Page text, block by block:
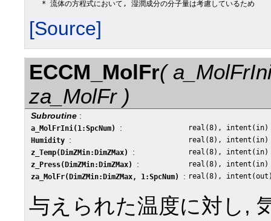
[Source]
ECCM_MolFr(
za_MolFr )
Subroutine :
a_MolFrIni(1:SpcNum) :
real(8), intent(in)
Humidity :
real(8), intent(in)
z_Temp(DimZMin:DimZMax) :
real(8), intent(in)
z_Press(DimZMin:DimZMax) :
real(8), intent(in)
za_MolFr(DimZMin:DimZMax, 1:SpcNum) : real(8),
与えられた温度に対し,